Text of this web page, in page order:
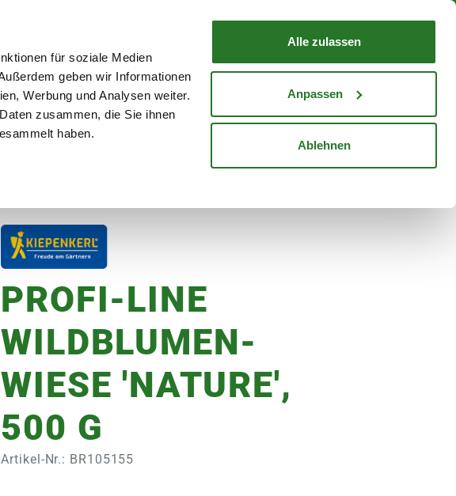
für soziale Medien
geben wir Informationen
Werbung und Analysen weiter.
zusammen, die Sie ihnen
haben.
Alle zulassen
Anpassen
Ablehnen
AnmeldenMein KontoStandorte
WARENKORB
Gutscheine
PROFI-LINE
WILDBLUMEN-
WIESE 'NATURE',
500 G
Artikel-Nr.: BR105155